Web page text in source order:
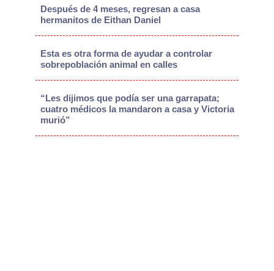
Después de 4 meses, regresan a casa
hermanitos de Eithan Daniel
Esta es otra forma de ayudar a controlar
sobrepoblación animal en calles
“Les dijimos que podía ser una garrapata;
cuatro médicos la mandaron a casa y Victoria
murió”